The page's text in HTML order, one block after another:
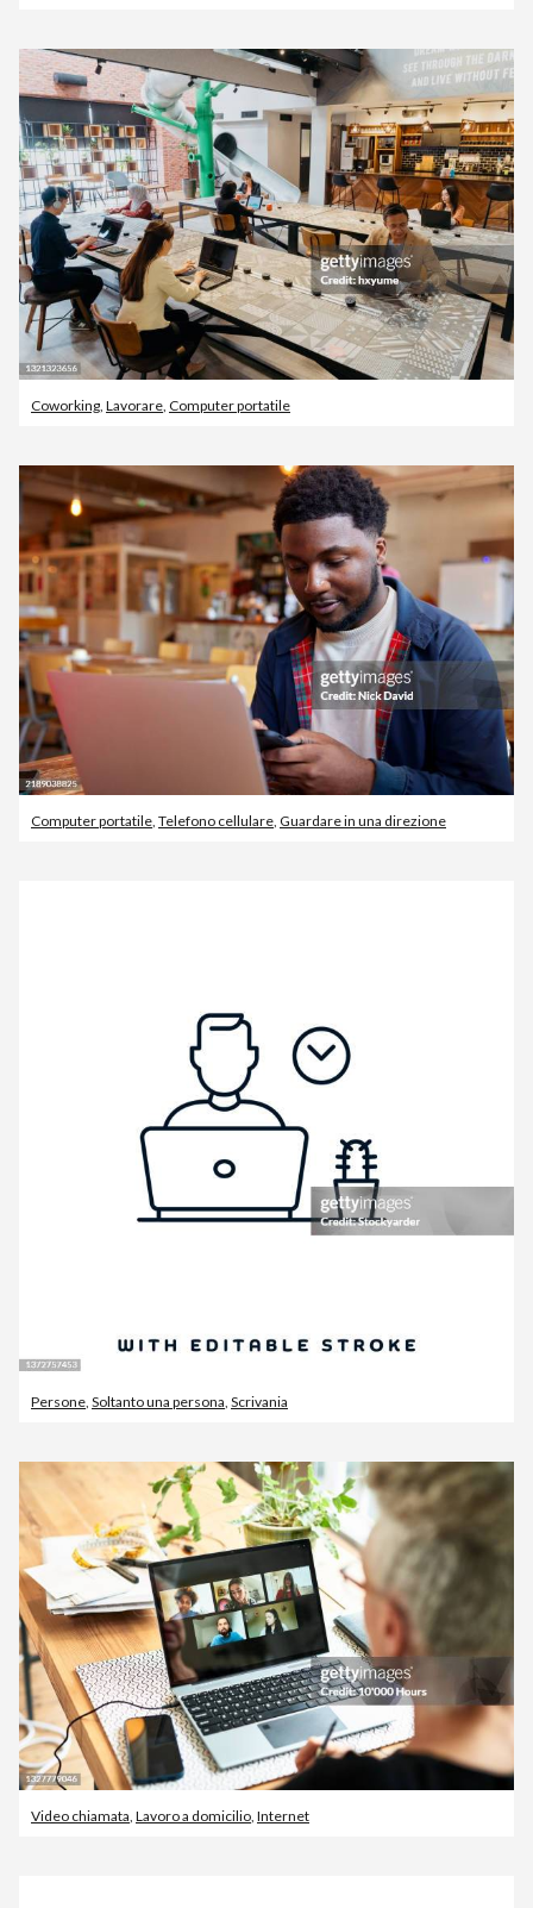
Coworking Lavorare Computer portatile
Computer portatile, Telefono cellulare, Guardare in una direzione
Persone, Soltanto una persona, Scrivania
Video chiamata, Lavoro a domicilio, Internet